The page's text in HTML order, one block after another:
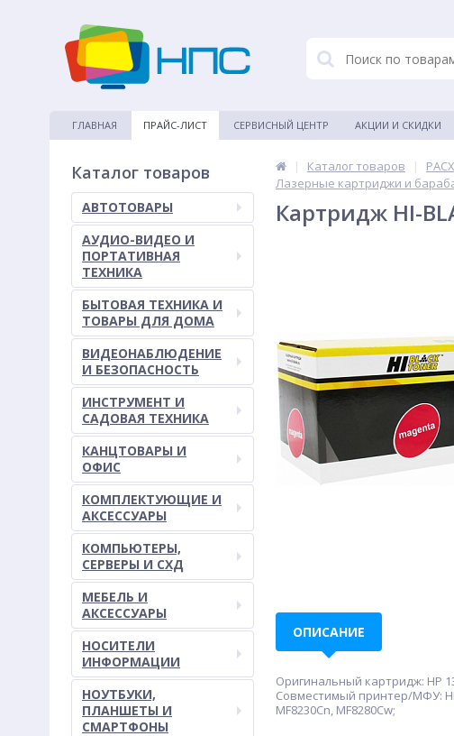
ГЛАВНАЯ ПРАЙС-ЛИСТ СЕРВИСНЫЙ ЦЕНТР АКЦИИ И СКИДКИ
Каталог товаров
АВТОТОВАРЫ
АУДИО-ВИДЕО И
ПОРТАТИВНАЯ
ТЕХНИКА
БЫТОВАЯ ТЕХНИКА И
ТОВАРЫ ДЛЯ ДОМА
ВИДЕОНАБЛЮДЕНИЕ
И БЕЗОПАСНОСТЬ
ИНСТРУМЕНТ И
САДОВАЯ ТЕХНИКА
КАНЦТОВАРЫ И
ОФИС
КОМПЛЕКТУЮЩИЕ И
АКСЕССУАРЫ
КОМПЬЮТЕРЫ,
СЕРВЕРЫ И СХД
МЕБЕЛЬ И
АКСЕССУАРЫ
НОСИТЕЛИ
ИНФОРМАЦИИ
НОУТБУКИ,
ПЛАНШЕТЫ И
СМАРТФОНЫ
| Каталог товаров |
Лазерные картриджи и
Картридж HI-
ОПИСАНИЕ
Оригинальный картридж: HP
Совместимый принтер/МФУ: HP
MF8230Cn, MF8280Cw;